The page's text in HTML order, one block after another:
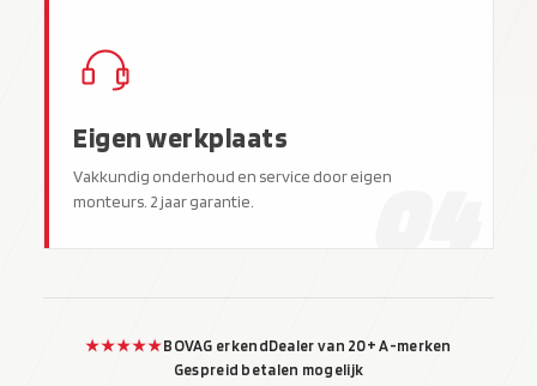
Eigen werkplaats
Vakkundig onderhoud en service door eigen
monteurs. 2 jaar garantie.
04
★★★★★BOVAG erkendDealer van 20+ A-merken
Gespreid betalen mogelijk